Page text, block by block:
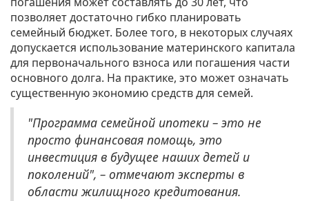
позволяет достаточно гибко планировать
семейный бюджет. Более того, в некоторых случаях
допускается использование материнского капитала
для первоначального взноса или погашения части
основного долга. На практике, это может означать
существенную экономию средств для семей.
"Программа семейной ипотеки – это не
просто финансовая помощь, это
инвестиция в будущее наших детей и
поколений", – отмечают эксперты в
области жилищного кредитования.